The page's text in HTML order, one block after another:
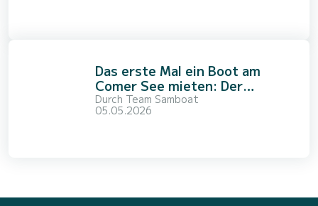
Das erste Mal ein Boot am
Comer See mieten: Der
komplette Leitfaden für
Anfänger
Durch Team Samboat
05.05.2026